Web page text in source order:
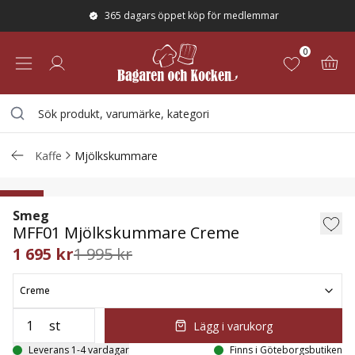
365 dagars öppet köp för medlemmar
0
Kaffe Mjölkskummare
MFF01 Mjölkskummare Creme
15%
Smeg
MFF01 Mjölkskummare Creme
1 695 kr1 995 kr
Creme
st Lägg i varukorg
Leverans 1-4 vardagar Finns i Göteborgsbutiken